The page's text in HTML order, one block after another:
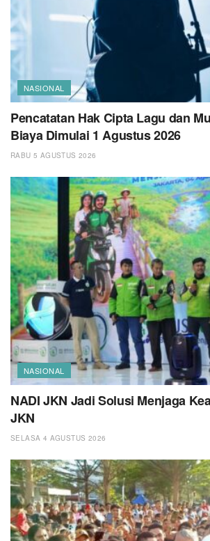
NASIONAL
Pencatatan Hak Cipta Lagu dan
Biaya Dimulai 1 Agustus 2026
RABU 5 AGUSTUS 2026
NASIONAL
NADI JKN Jadi Solusi Menjaga
JKN
SELASA 4 AGUSTUS 2026